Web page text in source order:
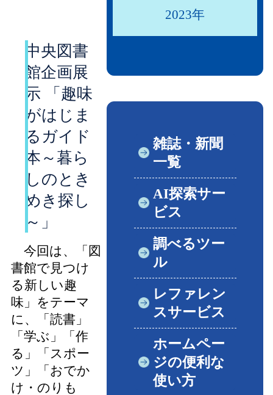
中央図書
館企画展
示 「趣味
がはじま
るガイド
本～暮ら
しのとき
めき探し
～」
今回は、「図
書館で見つけ
る新しい趣
味」をテーマ
に、「読書」
「学ぶ」「作
る」「スポー
ツ」「おでか
け・のりも
2023年
雑誌・新聞
一覧
AI探索サー
ビス
調べるツー
ル
レファレン
スサービス
ホームペー
ジの便利な
使い方